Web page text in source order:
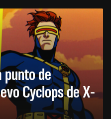
punto de
Cyclops de X-